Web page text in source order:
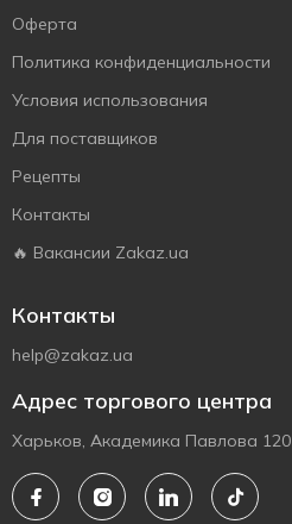
Оферта
Политика конфиденциальности
Условия использования
Для поставщиков
Рецепты
Контакты
🔥 Вакансии Zakaz.ua
Контакты
help@zakaz.ua
Адрес торгового центра
Харьков, Академика Павлова 120